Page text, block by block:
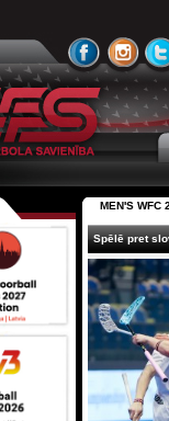
MEN'S WFC
Spēlē pret